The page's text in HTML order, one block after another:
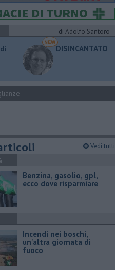
di Adolfo Santoro
DISINCANTATO
Vedi tutti
​Benzina, gasolio, gpl,
ecco dove risparmiare
Incendi nei boschi,
un'altra giornata di
fuoco